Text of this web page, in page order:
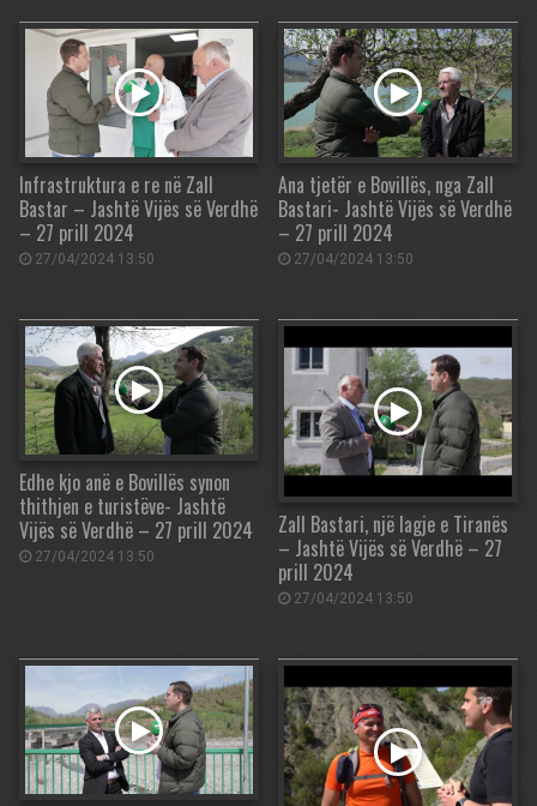
Infrastruktura e re në Zall
Bastar – Jashtë Vijës së Verdhë
– 27 prill 2024
27/04/2024 13:50
Ana tjetër e Bovillës, nga Zall
Bastari- Jashtë Vijës së Verdhë
– 27 prill 2024
27/04/2024 13:50
Edhe kjo anë e Bovillës synon
thithjen e turistëve- Jashtë
Vijës së Verdhë – 27 prill 2024
27/04/2024 13:50
Zall Bastari, një lagje e Tiranës
– Jashtë Vijës së Verdhë – 27
prill 2024
27/04/2024 13:50